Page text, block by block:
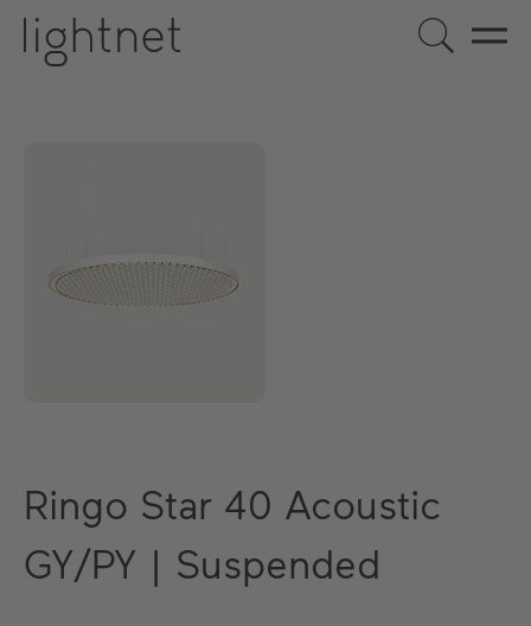
Ringo Star 40 Acoustic
GY/PY | Suspended